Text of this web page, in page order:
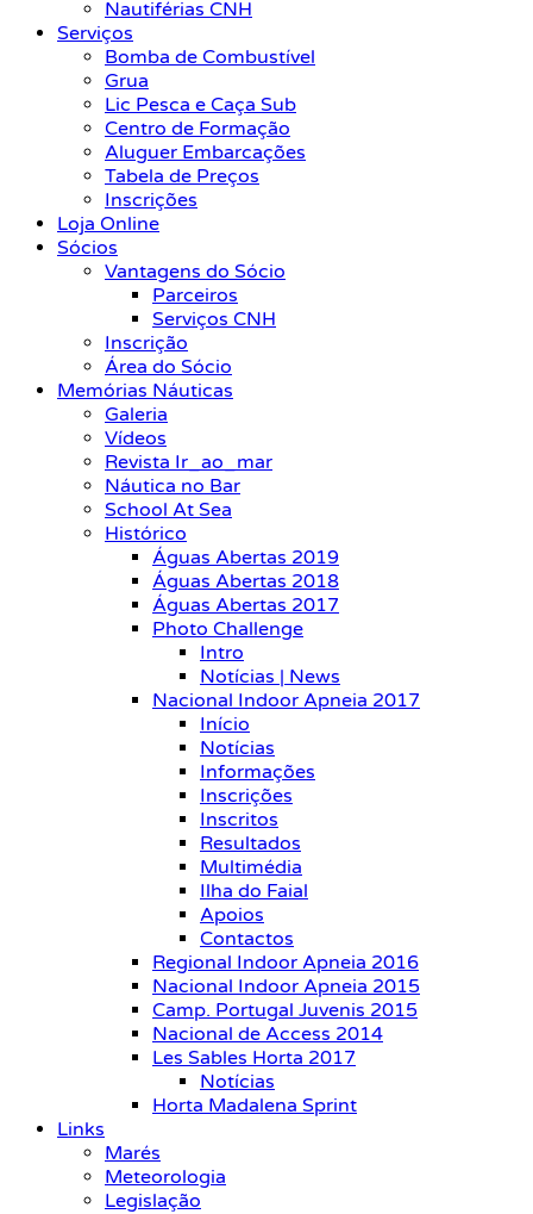
Nautiférias CNH
Serviços
Bomba de Combustível
Grua
Lic Pesca e Caça Sub
Centro de Formação
Aluguer Embarcações
Tabela de Preços
Inscrições
Loja Online
Sócios
Vantagens do Sócio
Parceiros
Serviços CNH
Inscrição
Área do Sócio
Memórias Náuticas
Galeria
Vídeos
Revista Ir_ao_mar
Náutica no Bar
School At Sea
Histórico
Águas Abertas 2019
Águas Abertas 2018
Águas Abertas 2017
Photo Challenge
Intro
Notícias | News
Nacional Indoor Apneia 2017
Início
Notícias
Informações
Inscrições
Inscritos
Resultados
Multimédia
Ilha do Faial
Apoios
Contactos
Regional Indoor Apneia 2016
Nacional Indoor Apneia 2015
Camp. Portugal Juvenis 2015
Nacional de Access 2014
Les Sables Horta 2017
Notícias
Horta Madalena Sprint
Links
Marés
Meteorologia
Legislação